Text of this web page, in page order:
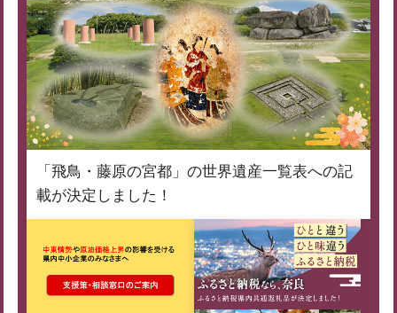
「飛鳥・藤原の宮都」の世界遺産一覧表への記
載が決定しました！